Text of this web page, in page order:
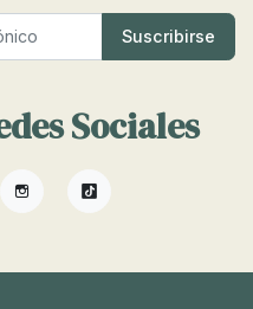
Sociales
InstagramTikTok